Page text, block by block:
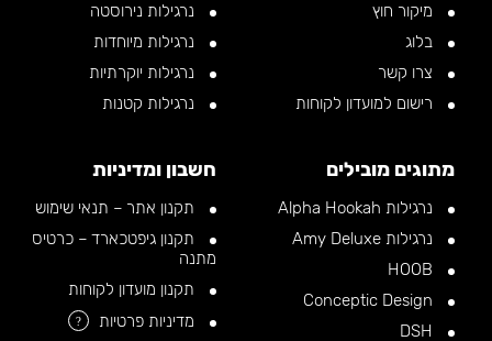
מיקור חוץ
בלוג
צרו קשר
רישום למועדון לקוחות
נרגילות נירוסטה
נרגילות מיוחדות
נרגילות יוקרתיות
נרגילות קטנות
מתוגים מובילים
נרגילות Alpha Hookah
נרגילות Amy Deluxe
חשבון ומדיניות
תקנון אתר – תנאי שימוש
תקנון גיפטכארד – כרטיס
מתנה
תקנון מועדון לקוחות
מדיניות פרטיות
?